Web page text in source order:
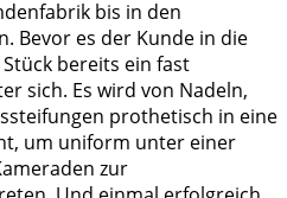
bis in den
Bevor es der Kunde in die
bereits ein fast
sich. Es wird von Nadeln,
prothetisch in eine
um uniform unter einer
zur